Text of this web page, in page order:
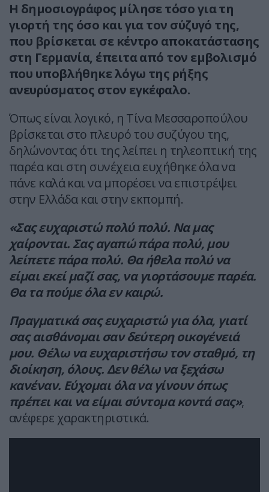
Η δημοσιογράφος μίλησε τόσο για τη
γιορτή της όσο και για τον σύζυγό της,
που βρίσκεται σε κέντρο αποκατάστασης
στη Γερμανία, έπειτα από τον εμβολισμό
που υποβλήθηκε λόγω της ρήξης
ανευρύσματος στον εγκέφαλο.
Όπως είναι λογικό, η Τίνα Μεσσαροπούλου
βρίσκεται στο πλευρό του συζύγου της,
δηλώνοντας ότι της λείπει η τηλεοπτική της
παρέα και στη συνέχεια ευχήθηκε όλα να
πάνε καλά και να μπορέσει να επιστρέψει
στην Ελλάδα και στην εκπομπή.
«Σας ευχαριστώ πολύ πολύ. Να μας
χαίρονται. Σας αγαπώ πάρα πολύ, μου
λείπετε πάρα πολύ. Θα ήθελα πολύ να
είμαι εκεί μαζί σας, να γιορτάσουμε παρέα.
Θα τα πούμε όλα εν καιρώ.
Πραγματικά σας ευχαριστώ για όλα, γιατί
σας αισθάνομαι σαν δεύτερη οικογένειά
μου. Θέλω να ευχαριστήσω τον σταθμό, τη
διοίκηση, όλους. Δεν θέλω να ξεχάσω
κανέναν. Εύχομαι όλα να γίνουν όπως
πρέπει και να είμαι σύντομα κοντά σας»,
ανέφερε χαρακτηριστικά.